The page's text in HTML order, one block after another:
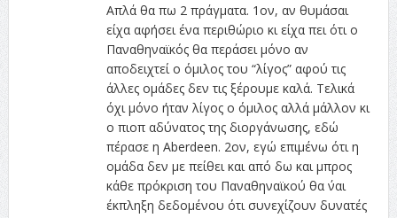
Απλά θα πω 2 πράγματα. 1ον, αν θυμάσαι
είχα αφήσει ένα περιθώριο κι είχα πει ότι ο
Παναθηναϊκός θα περάσει μόνο αν
αποδειχτεί ο όμιλος του “λίγος” αφού τις
άλλες ομάδες δεν τις ξέρουμε καλά. Τελικά
όχι μόνο ήταν λίγος ο όμιλος αλλά μάλλον κι
ο πιοπ αδύνατος της διοργάνωσης, εδώ
πέρασε η Aberdeen. 2ον, εγώ επιμένω ότι η
ομάδα δεν με πείθει και από δω και μπρος
κάθε πρόκριση του Παναθηναϊκού θα ΄ναι
έκπληξη δεδομένου ότι συνεχίζουν δυνατές